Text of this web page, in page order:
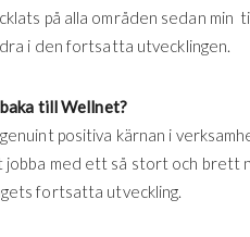
på alla områden sedan min
i den fortsatta utvecklingen.
till Wellnet?
positiva kärnan i
med ett så stort och brett
fortsatta utveckling.